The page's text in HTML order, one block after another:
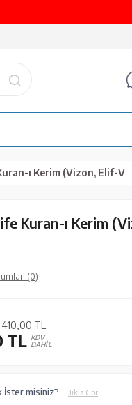
(Vizon, Elif-Vavlı, Yaldızlı, Mühürlü)
Kuran-ı Kerim
(0)
410,00 TL
TL KDV
DAHİL
İster misiniz? Tıkla Gör